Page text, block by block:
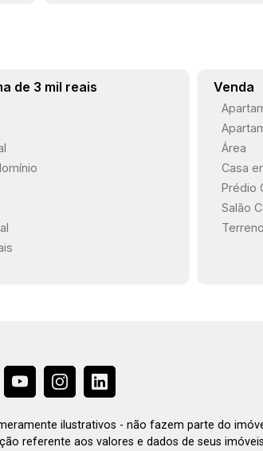
de 3 mil reais Venda
Área
Casa
Prédio
Salão
ilustrativos - não fazem parte do
referente aos valores e dados de seus